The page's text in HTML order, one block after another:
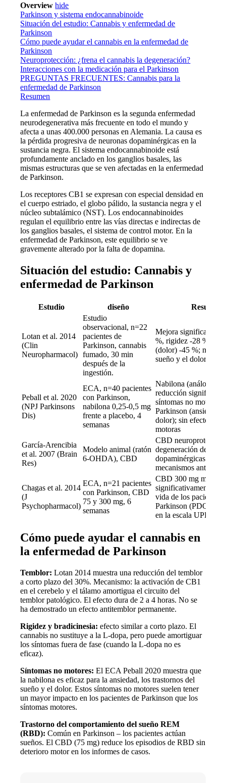
Overview hide
Parkinson y sistema endocannabinoide
Situación del estudio: Cannabis y enfermedad de
Parkinson
Cómo puede ayudar el cannabis en la enfermedad de
Parkinson
Neuroprotección: ¿frena el cannabis la degeneración?
Interacciones con la medicación para el Parkinson
PREGUNTAS FRECUENTES: Cannabis para la
enfermedad de Parkinson
Resumen
La enfermedad de Parkinson es la segunda enfermedad
neurodegenerativa más frecuente en todo el mundo y
afecta a unas 400.000 personas en Alemania. La causa es
la pérdida progresiva de neuronas dopaminérgicas en la
sustancia negra. El sistema endocannabinoide está
profundamente anclado en los ganglios basales, las
mismas estructuras que se ven afectadas en la enfermedad
de Parkinson.
Los receptores CB1 se expresan con especial densidad en
el cuerpo estriado, el globo pálido, la sustancia negra y el
núcleo subtalámico (NST). Los endocannabinoides
regulan el equilibrio entre las vías directas e indirectas de
los ganglios basales, el sistema de control motor. En la
enfermedad de Parkinson, este equilibrio se ve
gravemente alterado por la falta de dopamina.
Situación del estudio: Cannabis y
enfermedad de Parkinson
Estudio diseño Resultado
Lotan et al. 2014
(Clin
Neuropharmacol)
Estudio
observacional, n=22
pacientes de
Parkinson, cannabis
fumado, 30 min
después de la
ingestión.
Mejora significativa:
%, rigidez -28 %,
(dolor) -45 %;
sueño y el dolor
Peball et al. 2020
(NPJ Parkinsons
Dis)
ECA, n=40 pacientes
con Parkinson,
nabilona 0,25-0,5 mg
frente a placebo, 4
semanas
Nabilona (análogo
reducción
síntomas no motores
Parkinson (ansiedad,
dolor); sin efecto en
motoras
García-Arencibia
et al. 2007 (Brain
Res)
Modelo animal (ratón
6-OHDA), CBD
CBD neuroprotector:
degeneración de
dopaminérgicas vía
mecanismos
Chagas et al. 2014
(J
Psychopharmacol)
ECA, n=21 pacientes
con Parkinson, CBD
75 y 300 mg, 6
semanas
CBD 300 mg mejora
significativamente la
vida de los pacientes
Parkinson (PDQ-39);
en la escala UPDRS
Cómo puede ayudar el cannabis en
la enfermedad de Parkinson
Temblor: Lotan 2014 muestra una reducción del temblor
a corto plazo del 30%. Mecanismo: la activación de CB1
en el cerebelo y el tálamo amortigua el circuito del
temblor patológico. El efecto dura de 2 a 4 horas. No se
ha demostrado un efecto antitemblor permanente.
Rigidez y bradicinesia: efecto similar a corto plazo. El
cannabis no sustituye a la L-dopa, pero puede amortiguar
los síntomas fuera de fase (cuando la L-dopa no es
eficaz).
Síntomas no motores: El ECA Peball 2020 muestra que
la nabilona es eficaz para la ansiedad, los trastornos del
sueño y el dolor. Estos síntomas no motores suelen tener
un mayor impacto en los pacientes de Parkinson que los
síntomas motores.
Trastorno del comportamiento del sueño REM
(RBD): Común en Parkinson – los pacientes actúan
sueños. El CBD (75 mg) reduce los episodios de RBD sin
deterioro motor en los informes de casos.